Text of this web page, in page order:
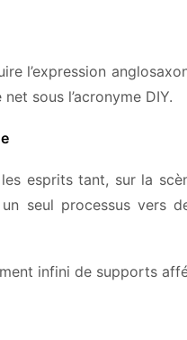
l’expression
sous l’acronyme DIY.
esprits tant, sur la
seul processus vers
infini de supports